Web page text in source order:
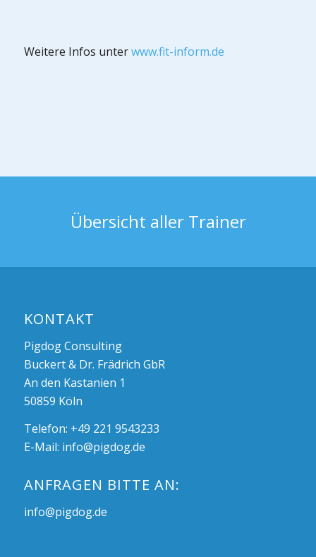
Weitere Infos unterwww.fit-inform.de
Übersicht aller Trainer
KONTAKT
Pigdog Consulting
Buckert & Dr. Frädrich GbR
An den Kastanien 1
50859 Köln
Telefon: +49 221 9543233
E-Mail: info@pigdog.de
ANFRAGEN BITTE AN:
info@pigdog.de